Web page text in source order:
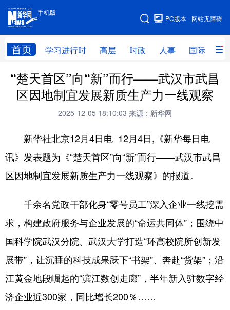
手机版
网站无障碍
PC版本
首页 学习进行时 高层 时政 人事 国际 财
手机版
网站地图
学习进行时 高层 时政 人事
国际 财经 网评 港澳
全球连线
科技 科创 量子 体育
文化 书画 健康 军事
法律 中央文件 金融 汽车
食品 人居 信息化 数字经济
学术中国 溯源中国
彩票 娱乐 时尚
“楚天首区”向“新”而行——武汉市武昌
区因地制宜发展新质生产力一线观察
2025-12-05 18:10:03 来源：新华网
新华社北京12月4日电 12月4日,《新华每日电
讯》发表题为《“楚天首区”向“新”而行——武汉市武昌
区因地制宜发展新质生产力一线观察》的报道。
千余名党政干部化身“零号员工”深入企业一线挖需
求，构建政府服务与企业发展的“命运共同体”；围绕中
国科学院武汉分院、武汉大学打造“环高校院所创新发
展带”，让沉睡的科技成果跃下“书架”、奔赴“货架”；沿
江黄金地段崛起的“滨江数创走廊”，半年新入驻数字经
济企业近300家，同比增长200％……